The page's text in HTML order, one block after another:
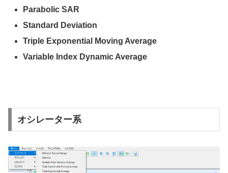
Parabolic SAR
Standard Deviation
Triple Exponential Moving Average
Variable Index Dynamic Average
オシレーター系